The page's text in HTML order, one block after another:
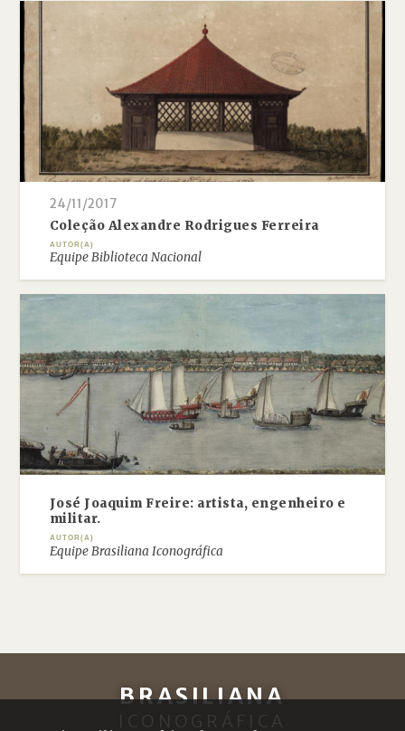
24/11/2017
Coleção Alexandre Rodrigues Ferreira
AUTOR(A)
Equipe Biblioteca Nacional
José Joaquim Freire: artista, engenheiro e
militar.
AUTOR(A)
Equipe Brasiliana Iconográfica
BRASILIANA
ICONOGRÁFICA